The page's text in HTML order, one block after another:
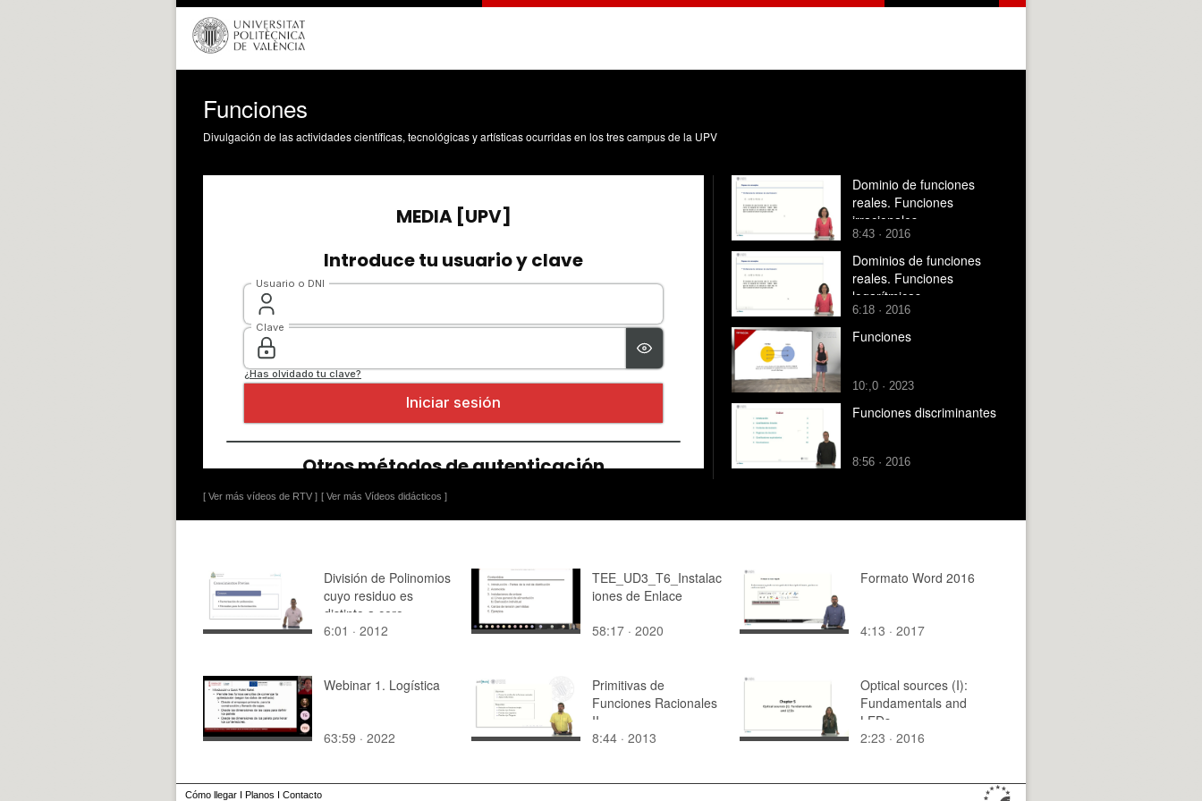
Funciones
Divulgación de las actividades científicas, tecnológicas y artísticas ocurridas en los tres campus de la UPV
[ Ver más vídeos de RTV ] [ Ver más Vídeos didácticos ]
Dominio de funciones
reales. Funciones
irracionales
8:43 · 2016
Dominios de funciones
reales. Funciones
logarítmicas
6:18 · 2016
Funciones
10:,0 · 2023
Funciones discriminantes
8:56 · 2016
División de Polinomios
cuyo residuo es
distinto a cero
6:01 · 2012
TEE_UD3_T6_Instalac
iones de Enlace
58:17 · 2020
Formato Word 2016
4:13 · 2017
Webinar 1. Logística
63:59 · 2022
Primitivas de
Funciones Racionales
II
8:44 · 2013
Optical sources (I):
Fundamentals and
LEDs
2:23 · 2016
Cómo llegar I Planos I Contacto